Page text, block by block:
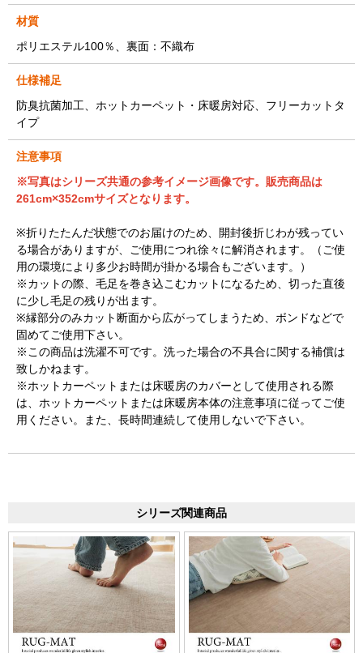
材質
ポリエステル100％、裏面：不織布
仕様補足
防臭抗菌加工、ホットカーペット・床暖房対応、フリーカットタ
イプ
注意事項
※写真はシリーズ共通の参考イメージ画像です。販売商品は
261cm×352cmサイズとなります。
※折りたたんだ状態でのお届けのため、開封後折じわが残ってい
る場合がありますが、ご使用につれ徐々に解消されます。（ご使
用の環境により多少お時間が掛かる場合もございます。）
※カットの際、毛足を巻き込こむカットになるため、切った直後
に少し毛足の残りが出ます。
※縁部分のみカット断面から広がってしまうため、ボンドなどで
固めてご使用下さい。
※この商品は洗濯不可です。洗った場合の不具合に関する補償は
致しかねます。
※ホットカーペットまたは床暖房のカバーとして使用される際
は、ホットカーペットまたは床暖房本体の注意事項に従ってご使
用ください。また、長時間連続して使用しないで下さい。
シリーズ関連商品